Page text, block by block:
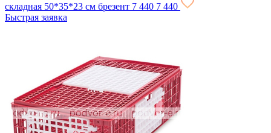
складная 50*35*23 см брезент 7 440 7 440
Быстрая заявка